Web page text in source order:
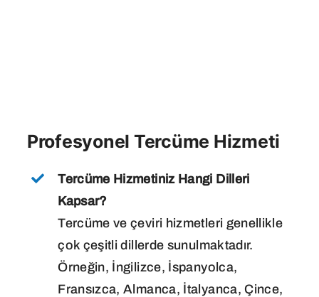
Profesyonel Tercüme Hizmeti
Tercüme Hizmetiniz Hangi Dilleri
Kapsar?
Tercüme ve çeviri hizmetleri genellikle
çok çeşitli dillerde sunulmaktadır.
Örneğin, İngilizce, İspanyolca,
Fransızca, Almanca, İtalyanca, Çince,